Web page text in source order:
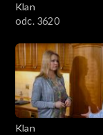
Klan
odc. 3620
Klan